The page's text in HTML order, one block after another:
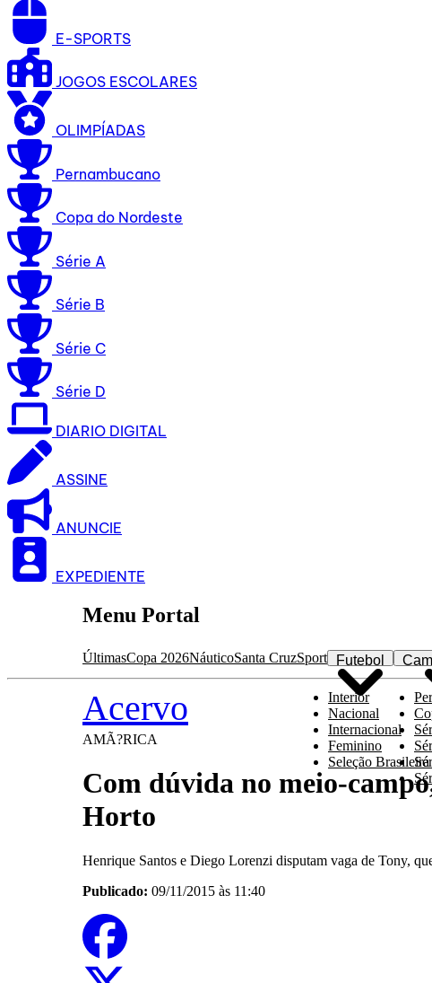
E-SPORTS
JOGOS ESCOLARES
OLIMPÍADAS
Pernambucano
Copa do Nordeste
Série A
Série B
Série C
Série D
DIARIO DIGITAL
ASSINE
ANUNCIE
EXPEDIENTE
Menu Portal
ÚltimasCopa 2026NáuticoSanta CruzSport Futebol
Interior
Nacional
Internacional
Feminino
Seleção Brasileira
Acervo
AMÃ?RICA
Com dúvida no meio-
Horto
Henrique Santos e Diego Lorenzi disputam vaga de Tony,
Publicado: 09/11/2015 às 11:40